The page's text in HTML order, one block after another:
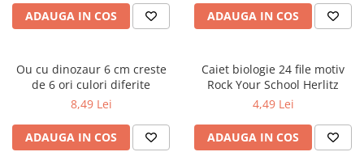
Penare tip etui
Acuarele și pensule școlare
Pensule școlare
Pahare și palete pictură
ADAUGA IN COS ADAUGA IN COS
Ou cu dinozaur 6 cm creste
de 6 ori culori diferite
8,49 Lei
ADAUGA IN COS
Caiet biologie 24 file motiv
Rock Your School Herlitz
4,49 Lei
ADAUGA IN COS